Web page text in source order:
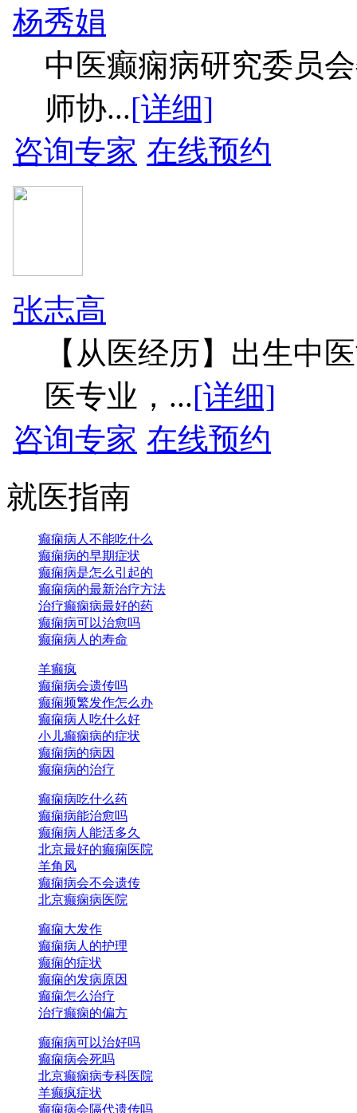
杨秀娟
中医癫痫病研究委员
师协...[详细]
咨询专家 在线预约
张志高
【从医经历】出生中
医专业，...[详细]
咨询专家 在线预约
就医指南
癫痫病人不能吃什么
癫痫病的早期症状
癫痫病是怎么引起的
癫痫病的最新治疗方法
治疗癫痫病最好的药
癫痫病可以治愈吗
癫痫病人的寿命
羊癫疯
癫痫病会遗传吗
癫痫频繁发作怎么办
癫痫病人吃什么好
小儿癫痫病的症状
癫痫病的病因
癫痫病的治疗
癫痫病吃什么药
癫痫病能治愈吗
癫痫病人能活多久
北京最好的癫痫医院
羊角风
癫痫病会不会遗传
北京癫痫病医院
癫痫大发作
癫痫病人的护理
癫痫的症状
癫痫的发病原因
癫痫怎么治疗
治疗癫痫的偏方
癫痫病可以治好吗
癫痫病会死吗
北京癫痫病专科医院
羊癫疯症状
癫痫病会隔代遗传吗